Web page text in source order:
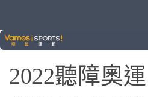
2022聽障奧運
2022聽障奧